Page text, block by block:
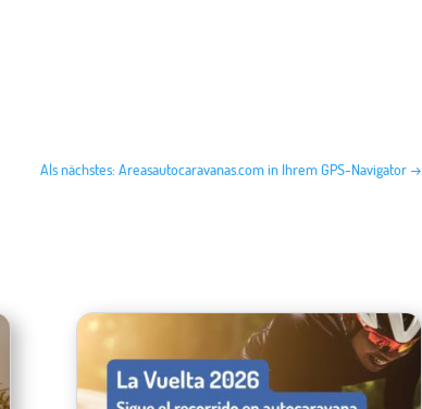
Als nächstes: Areasautocaravanas.com in Ihrem GPS-Navigator →